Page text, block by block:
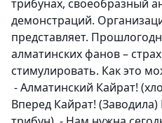
трибунах, своеобразный
демонстраций.
представляет.
алматинских фанов –
стимулировать. Как это
- Алматинский Кайрат!
Вперед Кайрат!